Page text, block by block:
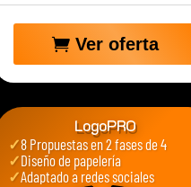
Ver oferta
LogoPRO
✓8 Propuestas en 2 fases de 4
✓Diseño de papelería
✓Adaptado a redes sociales